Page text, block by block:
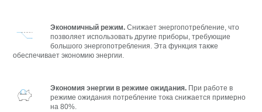
Экономичный режим.Снижает энергопотребление, что
позволяет использовать другие приборы, требующие
большого энергопотребления. Эта функция также
обеспечивает экономию энергии.
Экономия энергии в режиме ожидания. При работе в
режиме ожидания потребление тока снижается примерно
на 80%.